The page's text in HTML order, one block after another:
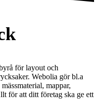
för layout och
Webolia gör bl.a
mappar,
för att ditt företag ska ge ett